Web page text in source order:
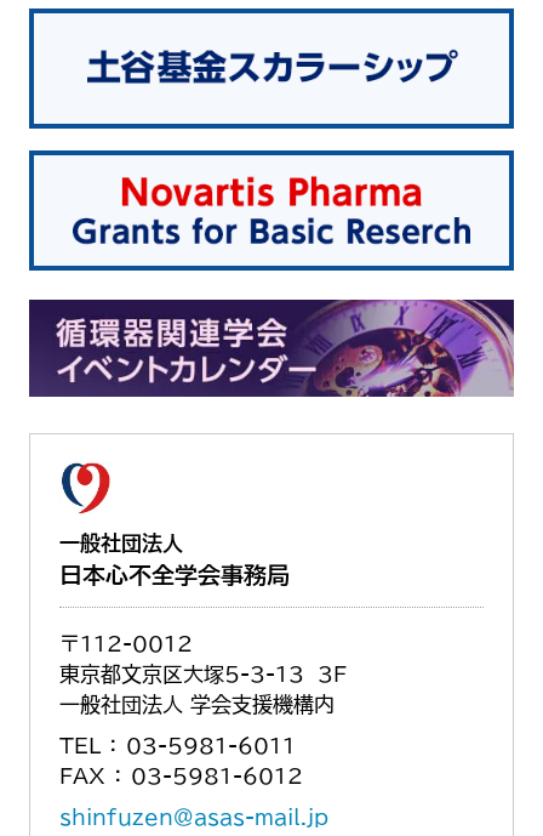
一般社団法人
日本心不全学会事務局
〒112-0012
東京都文京区大塚5-3-13 3F
一般社団法人 学会支援機構内
TEL ： 03-5981-6011
FAX ： 03-5981-6012
shinfuzen@asas-mail.jp